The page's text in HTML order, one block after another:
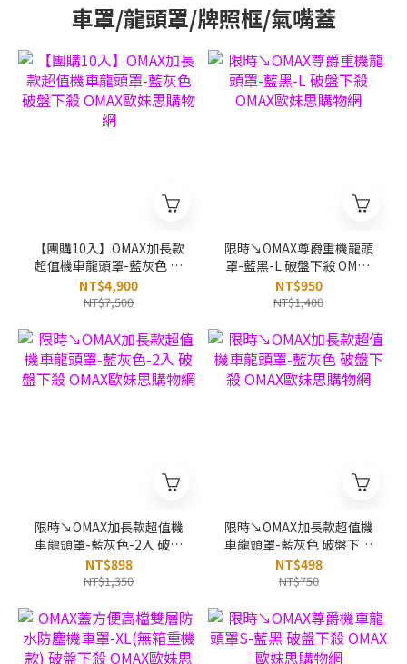
車罩/龍頭罩/牌照框/氣嘴蓋
【團購10入】OMAX加長款
超值機車龍頭罩-藍灰色 破
盤下殺 OMAX歐妹思購物網
NT$4,900
NT$7,500
限時↘OMAX尊爵重機龍頭
罩-藍黑-L 破盤下殺 OMAX
歐妹思購物網
NT$950
NT$1,400
限時↘OMAX加長款超值機
車龍頭罩-藍灰色-2入 破盤
下殺 OMAX歐妹思購物網
NT$898
NT$1,350
限時↘OMAX加長款超值機
車龍頭罩-藍灰色 破盤下殺
OMAX歐妹思購物網
NT$498
NT$750